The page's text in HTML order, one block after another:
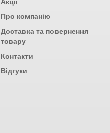
Про компанію
Доставка та повернення
товару
Контакти
Відгуки